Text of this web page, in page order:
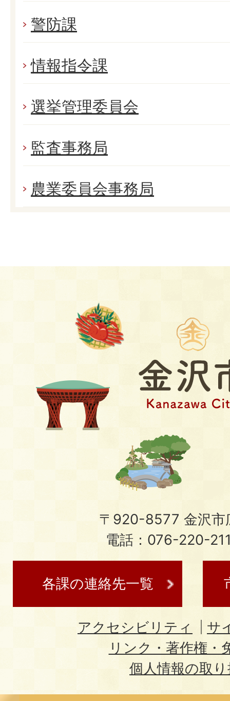
警防課
情報指令課
選挙管理委員会
監査事務局
農業委員会事務局
〒920-8577 金沢市
電話：076-220-
各課の連絡先一覧
アクセシビリティ
サ
リンク・著作権・
個人情報の取